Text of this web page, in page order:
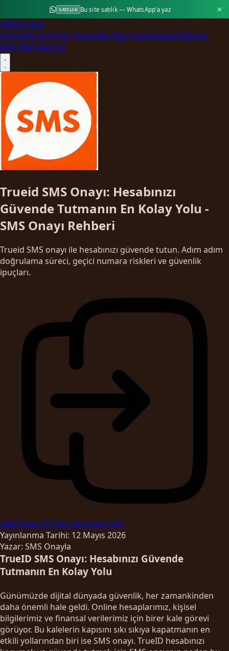
SATILIK Bu site satılık — WhatsApp'a yaz
SMSOnayla
Anasayfa Servisler Hizmetler Blog Hakkımızda İletişim
Giriş Yap Kayıt Ol
Trueid SMS Onayı: Hesabınızı
Güvende Tutmanın En Kolay Yolu -
SMS Onayı Rehberi
Trueid SMS onayı ile hesabınızı güvende tutun. Adım adım
doğrulama süreci, geçici numara riskleri ve güvenlik
ipuçları.
SMS Onayı Al Tüm Servisleri Gör
Yayınlanma Tarihi: 12 Mayıs 2026
Yazar: SMS Onayla
TrueID SMS Onayı: Hesabınızı Güvende
Tutmanın En Kolay Yolu
Günümüzde dijital dünyada güvenlik, her zamankinden
daha önemli hale geldi. Online hesaplarımız, kişisel
bilgilerimiz ve finansal verilerimiz için birer kale görevi
görüyor. Bu kalelerin kapısını sıkı sıkıya kapatmanın en
etkili yollarından biri ise SMS onayı. TrueID hesabınızı